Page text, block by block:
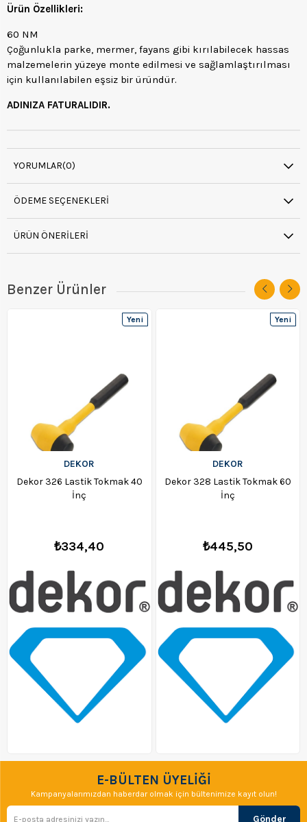
Ürün Özellikleri:
60 NM
Çoğunlukla parke, mermer, fayans gibi kırılabilecek hassas
malzemelerin yüzeye monte edilmesi ve sağlamlaştırılması
için kullanılabilen eşsiz bir üründür.
ADINIZA FATURALIDIR.
YORUMLAR(0)
ÖDEME SEÇENEKLERI
ÜRÜN ÖNERILERI
Benzer Ürünler
DEKOR
Dekor 326 Lastik Tokmak 40
İnç
₺334,40
Yeni
DEKOR
Dekor 328 Lastik Tokmak 60
İnç
₺445,50
Yeni
E-BÜLTEN ÜYELİĞİ
Kampanyalarımızdan haberdar olmak için bültenimize kayıt olun!
Gönder